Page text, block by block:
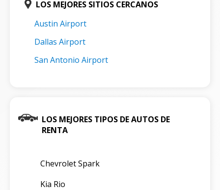
LOS MEJORES SITIOS CERCANOS
Austin Airport
Dallas Airport
San Antonio Airport
LOS MEJORES TIPOS DE AUTOS DE
RENTA
Chevrolet Spark
Kia Rio